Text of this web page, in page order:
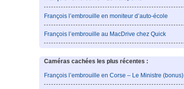
François l’embrouille en moniteur d’auto-école
François l’embrouille au MacDrive chez Quick
Caméras cachées les plus récentes :
François l’embrouille en Corse – Le Ministre (bonus)